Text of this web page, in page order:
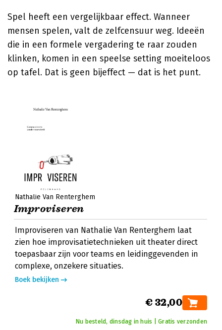
Spel heeft een vergelijkbaar effect. Wanneer
mensen spelen, valt de zelfcensuur weg. Ideeën
die in een formele vergadering te raar zouden
klinken, komen in een speelse setting moeiteloos
op tafel. Dat is geen bijeffect — dat is het punt.
Nathalie Van Renterghem
Improviseren
Improviseren van Nathalie Van Renterghem laat
zien hoe improvisatietechnieken uit theater direct
toepasbaar zijn voor teams en leidinggevenden in
complexe, onzekere situaties.
Boek bekijken
€ 32,00
Nu besteld, dinsdag in huis | Gratis verzonden